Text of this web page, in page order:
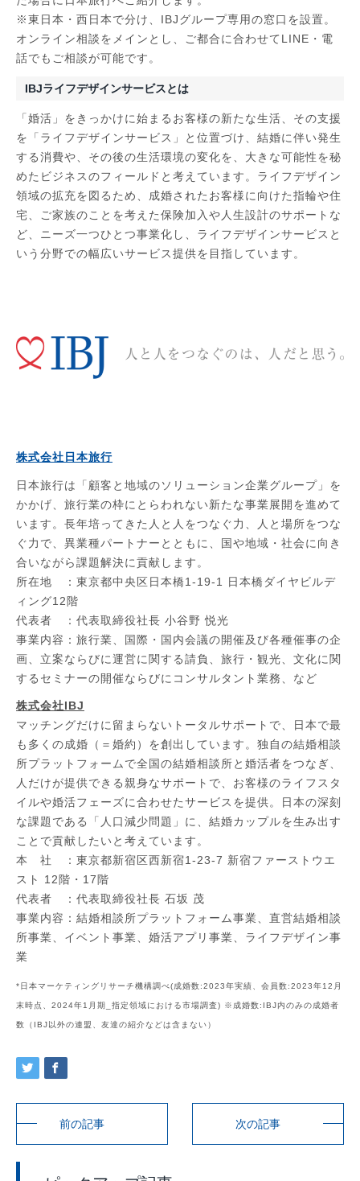
※東日本・西日本で分け、IBJグループ専用の窓口を設置。
オンライン相談をメインとし、ご都合に合わせてLINE・電
話でもご相談が可能です。
IBJライフデザインサービスとは
「婚活」をきっかけに始まるお客様の新たな生活、その支援
を「ライフデザインサービス」と位置づけ、結婚に伴い発生
する消費や、その後の生活環境の変化を、大きな可能性を秘
めたビジネスのフィールドと考えています。ライフデザイン
領域の拡充を図るため、成婚されたお客様に向けた指輪や住
宅、ご家族のことを考えた保険加入や人生設計のサポートな
ど、ニーズ一つひとつ事業化し、ライフデザインサービスと
いう分野での幅広いサービス提供を目指しています。
株式会社日本旅行
日本旅行は「顧客と地域のソリューション企業グループ」を
かかげ、旅行業の枠にとらわれない新たな事業展開を進めて
います。長年培ってきた人と人をつなぐ力、人と場所をつな
ぐ力で、異業種パートナーとともに、国や地域・社会に向き
合いながら課題解決に貢献します。
所在地 ：東京都中央区日本橋1-19-1 日本橋ダイヤビルデ
ィング12階
代表者 ：代表取締役社長 小谷野 悦光
事業内容：旅行業、国際・国内会議の開催及び各種催事の企
画、立案ならびに運営に関する請負、旅行・観光、文化に関
するセミナーの開催ならびにコンサルタント業務、など
株式会社IBJ
マッチングだけに留まらないトータルサポートで、日本で最
も多くの成婚（＝婚約）を創出しています。独自の結婚相談
所プラットフォームで全国の結婚相談所と婚活者をつなぎ、
人だけが提供できる親身なサポートで、お客様のライフスタ
イルや婚活フェーズに合わせたサービスを提供。日本の深刻
な課題である「人口減少問題」に、結婚カップルを生み出す
ことで貢献したいと考えています。
本 社 ：東京都新宿区西新宿1-23-7 新宿ファーストウエ
スト 12階・17階
代表者 ：代表取締役社長 石坂 茂
事業内容：結婚相談所プラットフォーム事業、直営結婚相談
所事業、イベント事業、婚活アプリ事業、ライフデザイン事
業
*日本マーケティングリサーチ機構調べ(成婚数:2023年実績、会員数:2023年12月
末時点、2024年1月期_指定領域における市場調査) ※成婚数:IBJ内のみの成婚者
数（IBJ以外の連盟、友達の紹介などは含まない）
前の記事 次の記事